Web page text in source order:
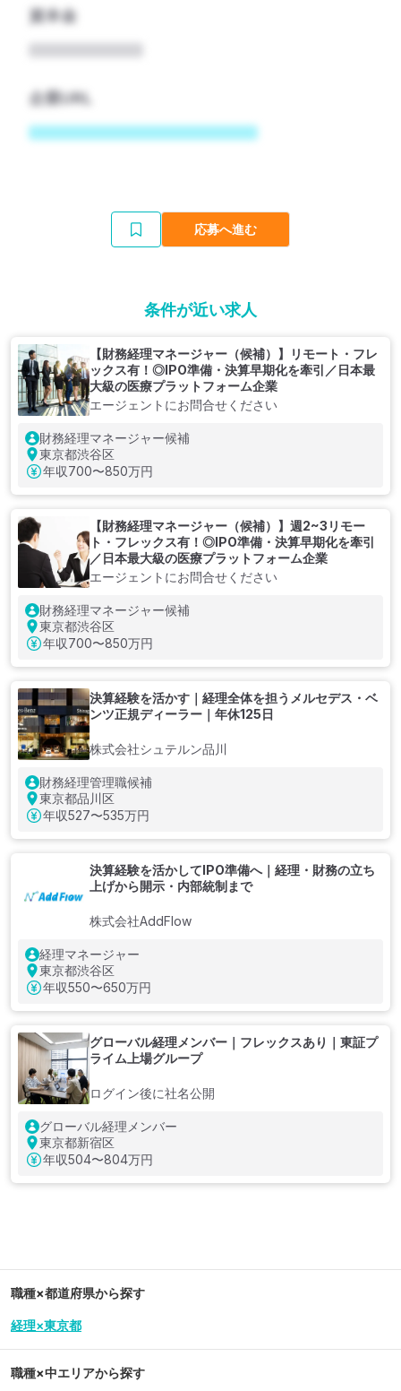
資本金
企業URL
応募へ進む
条件が近い求人
【財務経理マネージャー（候補）】リモート・フレ
ックス有！◎IPO準備・決算早期化を牽引／日本最
大級の医療プラットフォーム企業
エージェントにお問合せください
財務経理マネージャー候補
東京都渋谷区
年収700〜850万円
【財務経理マネージャー（候補）】週2~3リモー
ト・フレックス有！◎IPO準備・決算早期化を牽引
／日本最大級の医療プラットフォーム企業
エージェントにお問合せください
財務経理マネージャー候補
東京都渋谷区
年収700〜850万円
決算経験を活かす｜経理全体を担うメルセデス・ベ
ンツ正規ディーラー｜年休125日
株式会社シュテルン品川
財務経理管理職候補
東京都品川区
年収527〜535万円
決算経験を活かしてIPO準備へ｜経理・財務の立ち
上げから開示・内部統制まで
株式会社AddFlow
経理マネージャー
東京都渋谷区
年収550〜650万円
グローバル経理メンバー｜フレックスあり｜東証プ
ライム上場グループ
ログイン後に社名公開
グローバル経理メンバー
東京都新宿区
年収504〜804万円
職種×都道府県から探す
経理×東京都
職種×中エリアから探す